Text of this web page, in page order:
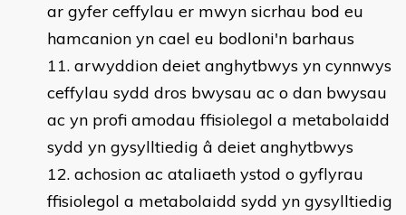
ar gyfer ceffylau er mwyn sicrhau bod eu
hamcanion yn cael eu bodloni'n barhaus
arwyddion deiet anghytbwys yn cynnwys
ceffylau sydd dros bwysau ac o dan bwysau
ac yn profi amodau ffisiolegol a metabolaidd
sydd yn gysylltiedig â deiet anghytbwys
achosion ac ataliaeth ystod o gyflyrau
ffisiolegol a metabolaidd sydd yn gysylltiedig